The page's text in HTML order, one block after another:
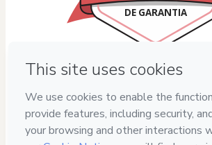
DE GARANTIA
Your information is 100% secure